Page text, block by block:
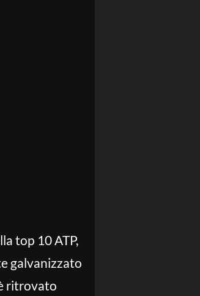
top 10 ATP,
galvanizzato
ritrovato